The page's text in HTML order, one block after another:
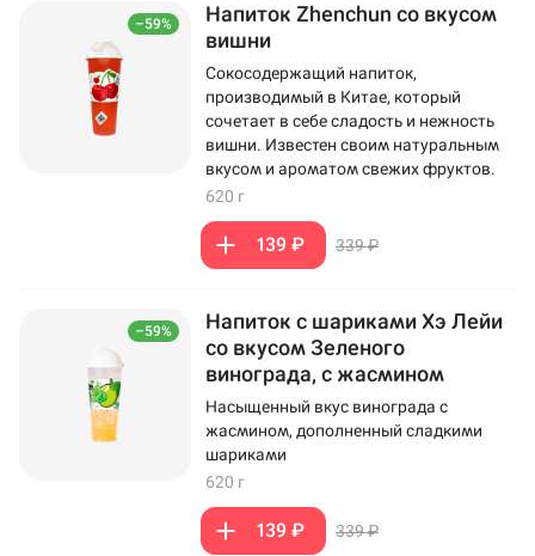
–59%
Напиток Zhenchun со вкусом
вишни
Сокосодержащий напиток,
производимый в Китае, который
сочетает в себе сладость и нежность
вишни. Известен своим натуральным
вкусом и ароматом свежих фруктов.
620 г
139 ₽ 339 ₽
–59%
Напиток с шариками Хэ Лейи
со вкусом Зеленого
винограда, с жасмином
Насыщенный вкус винограда с
жасмином, дополненный сладкими
шариками
620 г
139 ₽ 339 ₽